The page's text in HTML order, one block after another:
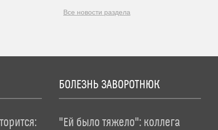
Все новости раздела
БОЛЕЗНЬ ЗАВОРОТНЮК
"Ей было тяжело": коллега